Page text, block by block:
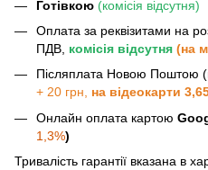
Готівкою (комісія відсутня)
Оплата за реквізитами на
ПДВ, комісія відсутня (на
Післяплата Новою Поштою
+ 20 грн, на відеокарти
Онлайн оплата картою
1,3%)
Тривалість гарантії вказана в